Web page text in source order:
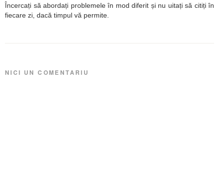
Încercați să abordați problemele în mod diferit și nu uitați să citiți în
fiecare zi, dacă timpul vă permite.
NICI UN COMENTARIU